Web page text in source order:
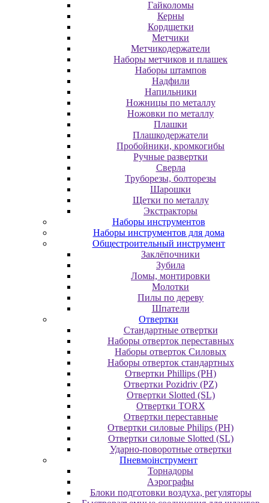
Гайколомы
Керны
Кордщетки
Метчики
Метчикодержатели
Наборы метчиков и плашек
Наборы штампов
Надфили
Напильники
Ножницы по металлу
Ножовки по металлу
Плашки
Плашкодержатели
Пробойники, кромкогибы
Ручные развертки
Сверла
Труборезы, болторезы
Шарошки
Щетки по металлу
Экcтpaктopы
Наборы инструментов
Наборы инструментов для дома
Общестроительный инструмент
Заклёпочники
Зубила
Ломы, монтировки
Молотки
Пилы по дереву
Шпатели
Отвертки
Cтандартные отвертки
Наборы отверток переставных
Наборы отверток Силовых
Наборы отверток стандартных
Отвертки Phillips (PH)
Отвертки Pozidriv (PZ)
Отвертки Slotted (SL)
Отвертки TORX
Отвертки переставные
Отвертки силовые Philips (PH)
Отвертки силовые Slotted (SL)
Ударно-поворотные отвертки
Пневмоінструмент
Topнaдopы
Аэрографы
Блоки подготовки воздуха, регуляторы